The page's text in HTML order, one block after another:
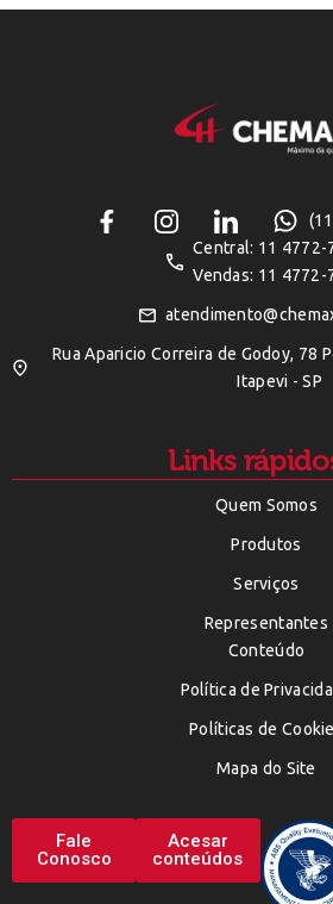
Central: 11 4772-
Vendas: 11 4772-
Rua Aparicio Correira de Godoy, 78
Itapevi - SP
Links
Quem Somos
Produtos
Serviços
Representantes
Conteúdo
Política de
Políticas de
Mapa do Site
Fale
Conosco
Acesar
conteúdos